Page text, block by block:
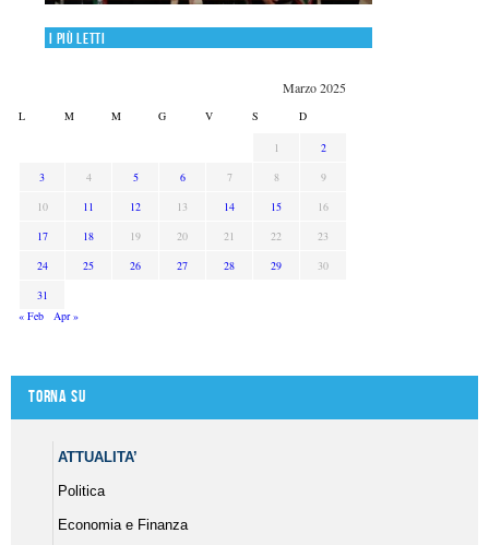
I più letti
Marzo 2025
L M M G V S D
1
2
3
4 5 6 7 8
9
10
11 12 13 14 15
16
17
18 19 20 21 22
23
24
25 26 27 28 29
30
31
« Feb
Apr »
Torna su
ATTUALITA’
Politica
Economia e Finanza